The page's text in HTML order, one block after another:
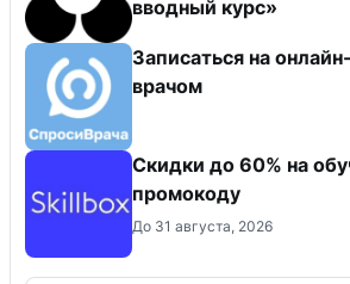
вводный курс»
Записаться на
врачом
Скидки до 60% на
промокоду
До 31 августа, 2026